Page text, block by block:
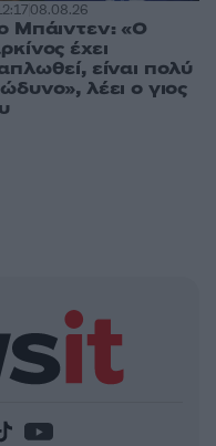
08.08.26
Μπάιντεν: «Ο
έχει
είναι πολύ
λέει ο γιος